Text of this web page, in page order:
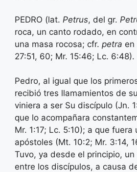
PEDRO (lat. Petrus, del gr.
roca, un canto rodado, en
una masa rocosa; cfr. petra en
27:51, 60; Mr. 15:46; Lc. 6:48).
Pedro, al igual que los
recibió tres llamamientos de
viniera a ser Su discípulo (Jn.
que lo acompañara
Mr. 1:17; Lc. 5:10); a que fuera
apóstoles (Mt. 10:2; Mr. 3:14,
Tuvo, ya desde el principio,
entre los discípulos, a causa